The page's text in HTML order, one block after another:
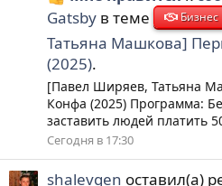
Gatsby в теме Бизнес
Татьяна Машкова]
(2025).
[Павел Ширяев, Татьяна
Конфа (2025) Программа:
заставить людей платить
Сегодня в 17:30
shalevgen оставил(а)